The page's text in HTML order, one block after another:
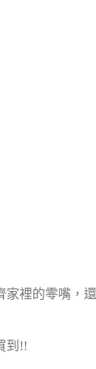
家裡的零嘴，
到!!